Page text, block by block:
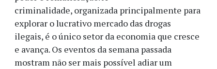
criminalidade, organizada principalmente para
explorar o lucrativo mercado das drogas
ilegais, é o único setor da economia que cresce
e avança. Os eventos da semana passada
mostram não ser mais possível adiar um